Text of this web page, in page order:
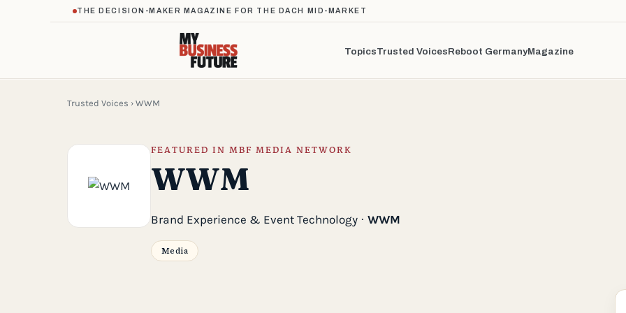
Trusted Voices › WWM
FEATURED IN MBF MEDIA NETWORK
WWM
Brand Experience & Event Technology · WWM
Media
THE DECISION-MAKER MAGAZINE FOR THE DACH MID-MARKET
TopicsTrusted VoicesReboot GermanyMagazine